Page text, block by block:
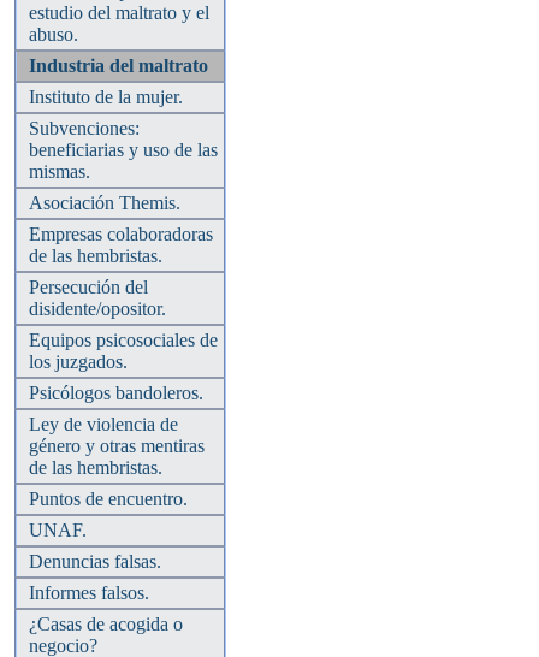
estudio del maltrato y el
abuso.
Industria del maltrato
Instituto de la mujer.
Subvenciones:
beneficiarias y uso de las
mismas.
Asociación Themis.
Empresas colaboradoras
de las hembristas.
Persecución del
disidente/opositor.
Equipos psicosociales de
los juzgados.
Psicólogos bandoleros.
Ley de violencia de
género y otras mentiras
de las hembristas.
Puntos de encuentro.
UNAF.
Denuncias falsas.
Informes falsos.
¿Casas de acogida o
negocio?